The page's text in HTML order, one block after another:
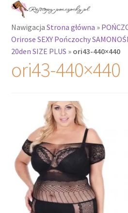
Przejdź
nawigacji
Przejdź
treści
Rajstopy
Rozwiń
menu
potomne
Podkolanówki i
skarpetki
Wszystkie
produkty
Recenzje
Rozwiń
menu
Nawigacja Strona główna »
Orirose SEXY Pończochy
20den SIZE PLUS » ori43-440×440
ori43-440×440